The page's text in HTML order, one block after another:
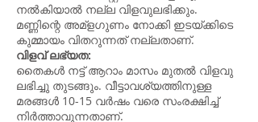
നൽകിയാൽ നല്ല വിളവുലഭിക്കും.
മണ്ണിന്റെ അമ്ളഗുണം നോക്കി ഇടയ്ക്കിടെ
കുമ്മായം വിതറുന്നത് നല്ലതാണ്.
വിളവ് ലഭ്യത:
തൈകൾ നട്ട് ആറാം മാസം മുതൽ വിളവു
ലഭിച്ചു തുടങ്ങും. വീട്ടാവശ്യത്തിനുള്ള
മരങ്ങൾ 10-15 വർഷം വരെ സംരക്ഷിച്ച്
നിർത്താവുന്നതാണ്.